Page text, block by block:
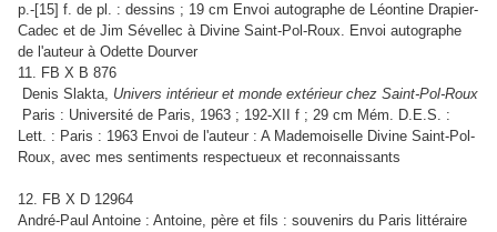
p.-[15] f. de pl. : dessins ; 19 cm Envoi autographe de Léontine Drapier-
Cadec et de Jim Sévellec à Divine Saint-Pol-Roux. Envoi autographe
de l'auteur à Odette Dourver
11. FB X B 876
Denis Slakta, Univers intérieur et monde extérieur chez Saint-Pol-Roux
Paris : Université de Paris, 1963 ; 192-XII f ; 29 cm Mém. D.E.S. :
Lett. : Paris : 1963 Envoi de l'auteur : A Mademoiselle Divine Saint-Pol-
Roux, avec mes sentiments respectueux et reconnaissants
12. FB X D 12964
André-Paul Antoine : Antoine, père et fils : souvenirs du Paris littéraire